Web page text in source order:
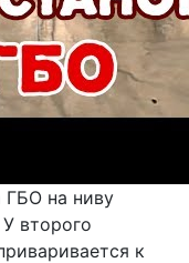
ГБО на ниву
второго
к